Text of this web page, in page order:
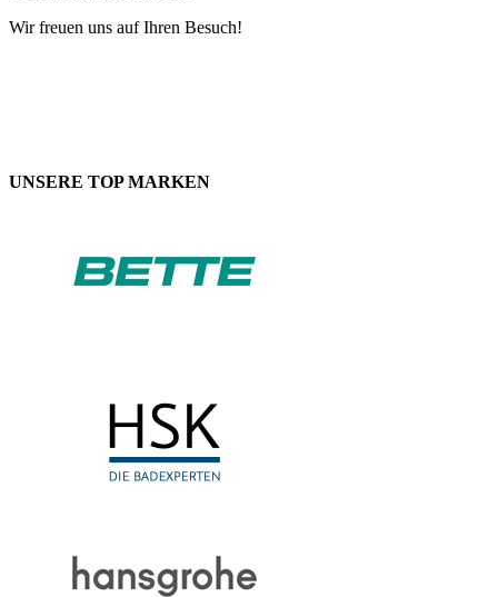
Wir freuen uns auf Ihren Besuch!
UNSERE TOP MARKEN